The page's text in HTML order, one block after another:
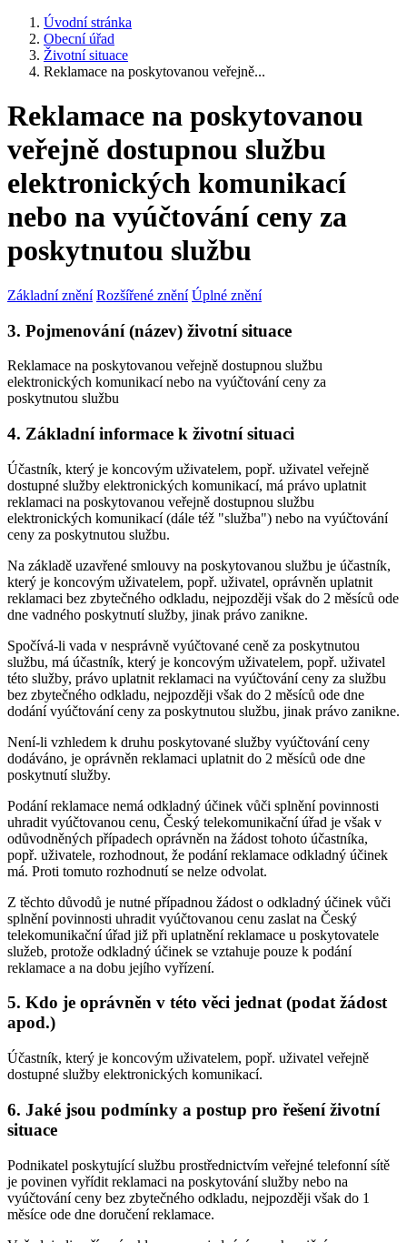
Úvodní stránka
Obecní úřad
Životní situace
Reklamace na poskytovanou veřejně...
Reklamace na poskytovanou
veřejně dostupnou službu
elektronických komunikací
nebo na vyúčtování ceny za
poskytnutou službu
Základní znění Rozšířené znění Úplné znění
3. Pojmenování (název) životní situace
Reklamace na poskytovanou veřejně dostupnou službu
elektronických komunikací nebo na vyúčtování ceny za
poskytnutou službu
4. Základní informace k životní situaci
Účastník, který je koncovým uživatelem, popř. uživatel veřejně
dostupné služby elektronických komunikací, má právo uplatnit
reklamaci na poskytovanou veřejně dostupnou službu
elektronických komunikací (dále též "služba") nebo na vyúčtování
ceny za poskytnutou službu.
Na základě uzavřené smlouvy na poskytovanou službu je účastník,
který je koncovým uživatelem, popř. uživatel, oprávněn uplatnit
reklamaci bez zbytečného odkladu, nejpozději však do 2 měsíců ode
dne vadného poskytnutí služby, jinak právo zanikne.
Spočívá-li vada v nesprávně vyúčtované ceně za poskytnutou
službu, má účastník, který je koncovým uživatelem, popř. uživatel
této služby, právo uplatnit reklamaci na vyúčtování ceny za službu
bez zbytečného odkladu, nejpozději však do 2 měsíců ode dne
dodání vyúčtování ceny za poskytnutou službu, jinak právo zanikne.
Není-li vzhledem k druhu poskytované služby vyúčtování ceny
dodáváno, je oprávněn reklamaci uplatnit do 2 měsíců ode dne
poskytnutí služby.
Podání reklamace nemá odkladný účinek vůči splnění povinnosti
uhradit vyúčtovanou cenu, Český telekomunikační úřad je však v
odůvodněných případech oprávněn na žádost tohoto účastníka,
popř. uživatele, rozhodnout, že podání reklamace odkladný účinek
má. Proti tomuto rozhodnutí se nelze odvolat.
Z těchto důvodů je nutné případnou žádost o odkladný účinek vůči
splnění povinnosti uhradit vyúčtovanou cenu zaslat na Český
telekomunikační úřad již při uplatnění reklamace u poskytovatele
služeb, protože odkladný účinek se vztahuje pouze k podání
reklamace a na dobu jejího vyřízení.
5. Kdo je oprávněn v této věci jednat (podat žádost
apod.)
Účastník, který je koncovým uživatelem, popř. uživatel veřejně
dostupné služby elektronických komunikací.
6. Jaké jsou podmínky a postup pro řešení životní
situace
Podnikatel poskytující službu prostřednictvím veřejné telefonní sítě
je povinen vyřídit reklamaci na poskytování služby nebo na
vyúčtování ceny bez zbytečného odkladu, nejpozději však do 1
měsíce ode dne doručení reklamace.